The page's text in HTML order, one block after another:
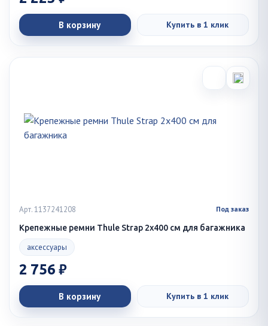
В корзину Купить в 1 клик
Арт. 1137241208 Под заказ
Крепежные ремни Thule Strap 2x400 см для багажника
аксессуары
2 756 ₽
В корзину Купить в 1 клик